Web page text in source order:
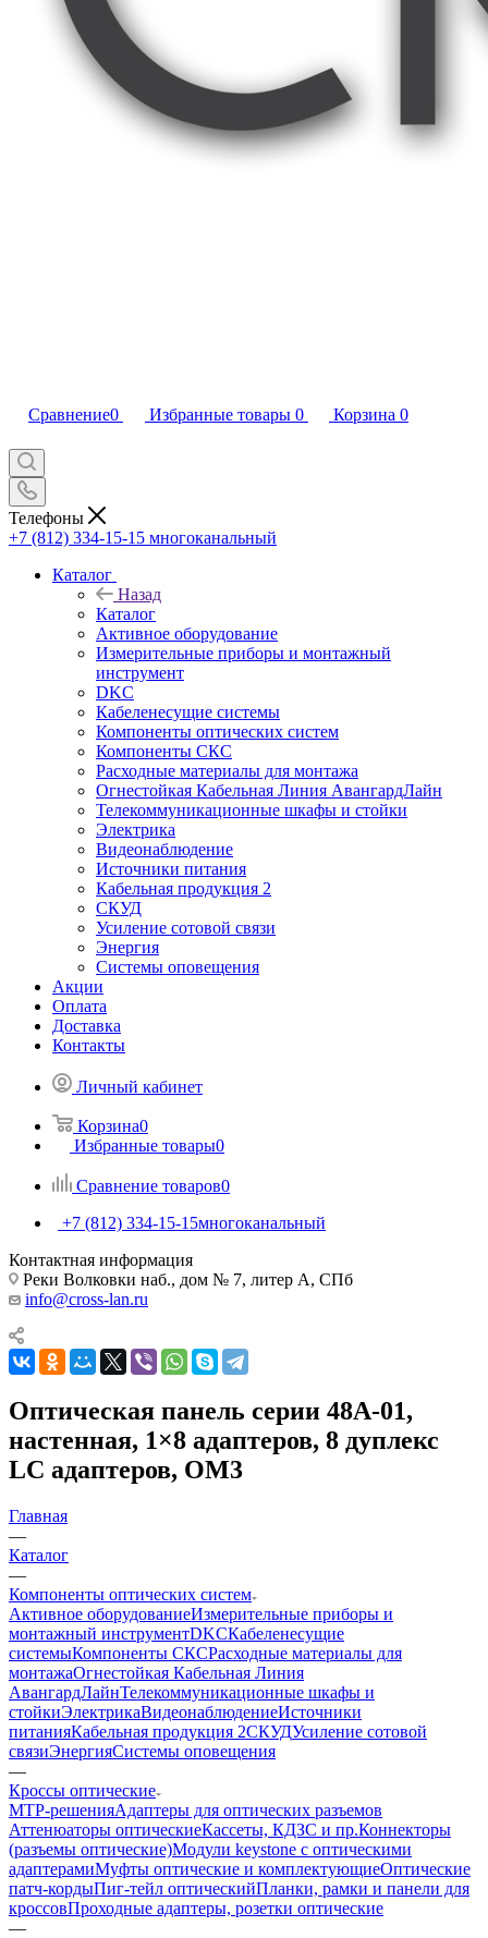
Сравнение0 Избранные товары 0 Корзина 0
Телефоны
+7 (812) 334-15-15 многоканальный
Каталог
Назад
Каталог
Активное оборудование
Измерительные приборы и монтажный
инструмент
DKC
Кабеленесущие системы
Компоненты оптических систем
Компоненты СКС
Расходные материалы для монтажа
Огнестойкая Кабельная Линия АвангардЛайн
Телекоммуникационные шкафы и стойки
Электрика
Видеонаблюдение
Источники питания
Кабельная продукция 2
СКУД
Усиление сотовой связи
Энергия
Системы оповещения
Акции
Оплата
Доставка
Контакты
Личный кабинет
Корзина0
Избранные товары0
Сравнение товаров0
+7 (812) 334-15-15многоканальный
Контактная информация
Реки Волковки наб., дом № 7, литер А, СПб
info@cross-lan.ru
Оптическая панель серии 48A-01,
настенная, 1×8 адаптеров, 8 дуплекс
LC адаптеров, OM3
Главная
—
Каталог
—
Компоненты оптических систем
Активное оборудованиеИзмерительные приборы и
монтажный инструментDKCКабеленесущие
системыКомпоненты СКСРасходные материалы для
монтажаОгнестойкая Кабельная Линия
АвангардЛайнТелекоммуникационные шкафы и
стойкиЭлектрикаВидеонаблюдениеИсточники
питанияКабельная продукция 2СКУДУсиление сотовой
связиЭнергияСистемы оповещения
—
Кроссы оптические
MTP-решенияАдаптеры для оптических разъемов
Аттенюаторы оптическиеКассеты, КДЗС и пр.Коннекторы
(разъемы оптические)Модули keystone с оптическими
адаптерамиМуфты оптические и комплектующиеОптические
патч-кордыПиг-тейл оптическийПланки, рамки и панели для
кроссовПроходные адаптеры, розетки оптические
—